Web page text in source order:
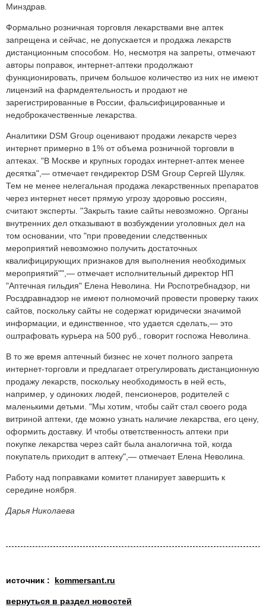
Минздрав.
Формально розничная торговля лекарствами вне аптек
запрещена и сейчас, не допускается и продажа лекарств
дистанционным способом. Но, несмотря на запреты, отмечают
авторы поправок, интернет-аптеки продолжают
функционировать, причем большое количество из них не имеют
лицензий на фармдеятельность и продают не
зарегистрированные в России, фальсифицированные и
недоброкачественные лекарства.
Аналитики DSM Group оценивают продажи лекарств через
интернет примерно в 1% от объема розничной торговли в
аптеках. "В Москве и крупных городах интернет-аптек менее
десятка",— отмечает гендиректор DSM Group Сергей Шуляк.
Тем не менее нелегальная продажа лекарственных препаратов
через интернет несет прямую угрозу здоровью россиян,
считают эксперты. "Закрыть такие сайты невозможно. Органы
внутренних дел отказывают в возбуждении уголовных дел на
том основании, что "при проведении следственных
мероприятий невозможно получить достаточных
квалифицирующих признаков для выполнения необходимых
мероприятий"",— отмечает исполнительный директор НП
"Аптечная гильдия" Елена Неволина. Ни Роспотребнадзор, ни
Росздравнадзор не имеют полномочий провести проверку таких
сайтов, поскольку сайты не содержат юридически значимой
информации, и единственное, что удается сделать,— это
оштрафовать курьера на 500 руб., говорит госпожа Неволина.
В то же время аптечный бизнес не хочет полного запрета
интернет-торговли и предлагает отрегулировать дистанционную
продажу лекарств, поскольку необходимость в ней есть,
например, у одиноких людей, пенсионеров, родителей с
маленькими детьми. "Мы хотим, чтобы сайт стал своего рода
витриной аптеки, где можно узнать наличие лекарства, его цену,
оформить доставку. И чтобы ответственность аптеки при
покупке лекарства через сайт была аналогична той, когда
покупатель приходит в аптеку",— отмечает Елена Неволина.
Работу над поправками комитет планирует завершить к
середине ноября.
Дарья Николаева
источник : kommersant.ru
вернуться в раздел новостей